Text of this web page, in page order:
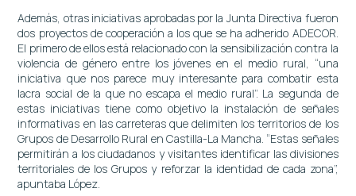
Además, otras iniciativas aprobadas por la Junta Directiva fueron
dos proyectos de cooperación a los que se ha adherido ADECOR.
El primero de ellos está relacionado con la sensibilización contra la
violencia de género entre los jóvenes en el medio rural, “una
iniciativa que nos parece muy interesante para combatir esta
lacra social de la que no escapa el medio rural”. La segunda de
estas iniciativas tiene como objetivo la instalación de señales
informativas en las carreteras que delimiten los territorios de los
Grupos de Desarrollo Rural en Castilla-La Mancha. “Estas señales
permitirán a los ciudadanos y visitantes identificar las divisiones
territoriales de los Grupos y reforzar la identidad de cada zona”,
apuntaba López.